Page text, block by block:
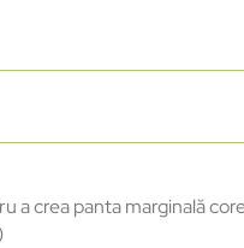
a crea panta marginală